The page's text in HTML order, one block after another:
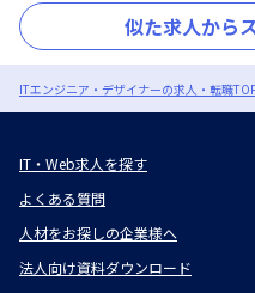
似た求人から
ITエンジニア・デザイナーの求人・転職
IT・Web求人を探す
よくある質問
人材をお探しの企業様へ
法人向け資料ダウンロード